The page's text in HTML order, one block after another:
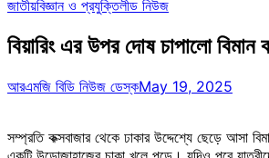
জাতীয়বিজ্ঞান ও প্রযুক্তিলীড নিউজ
বিয়ারিং এর উপর দোষ চাপালো বিমান
আরএমজি বিডি নিউজ ডেস্কMay 19, 2025
সম্প্রতি কক্সবাজার থেকে ঢাকার উদ্দেশ্যে ছেড়ে আসা